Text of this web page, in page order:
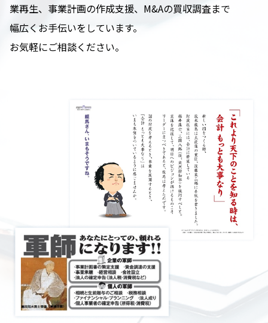
業再生、事業計画の作成支援、M&Aの買収調査まで
幅広くお手伝いをしています。
お気軽にご相談ください。